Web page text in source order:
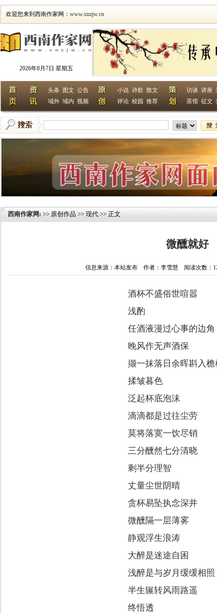
欢迎您来到西南作家网： www.xnzjw.cn
2026年8月7日 星期五
头条 图文 公告
域外 域内 视频
小说 诗歌 散文
评论 校园 推荐
访谈 讲座
茶馆 征文
西南作家网 : >> 原创作品 >> 现代 >> 正文
微醺就好
信息来源：本站发布 作者：李雪慧 阅读次数：
酒杯不盛俗世喧嚣
浅酌
任酒液漫过心事的边角
晚风作无声酒保
撷一抹落日余晖斟入檐
揉皱暮色
泛起杯底泡沫
滴滴都是过往尘劳
莫将落寞一饮尽销
三分醺然七分清晓
剩半分理智
丈量尘世阴晴
贪杯易坠执念深井
微醺隔一层薄雾
静观浮生浪涛
大醉是迷途自困
浅醉是与岁月缓缓相照
半生辗转风雨路遥
终悟透